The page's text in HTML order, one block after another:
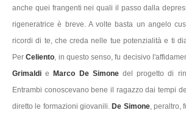
anche quei frangenti nei quali il passo dalla
rigeneratrice è breve. A volte basta un angelo
ricordi di te, che creda nelle tue potenzialità e ti
PerCeliento, in questo senso, fu decisivo
GrimaldieMarco De Simonedel progetto di
Entrambi conoscevano bene il ragazzo dai tempi
diretto le formazioni giovanili.De Simone, peraltro,